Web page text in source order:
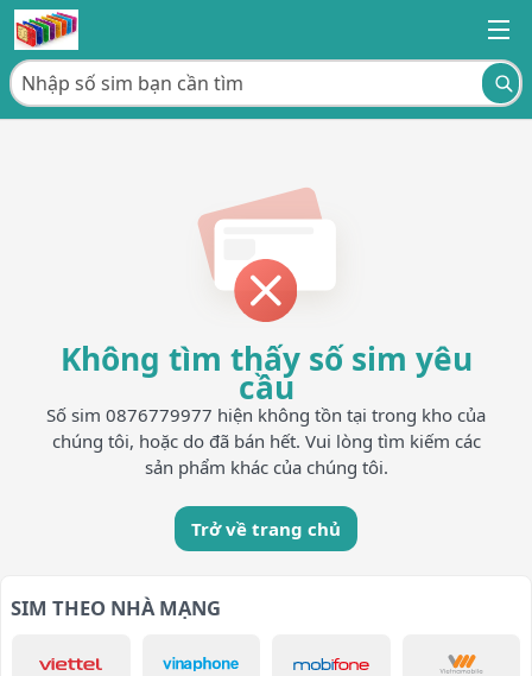
Không tìm thấy số sim yêu
cầu
Số sim 0876779977 hiện không tồn tại trong kho của
chúng tôi, hoặc do đã bán hết. Vui lòng tìm kiếm các
sản phẩm khác của chúng tôi.
Trở về trang chủ
SIM THEO NHÀ MẠNG